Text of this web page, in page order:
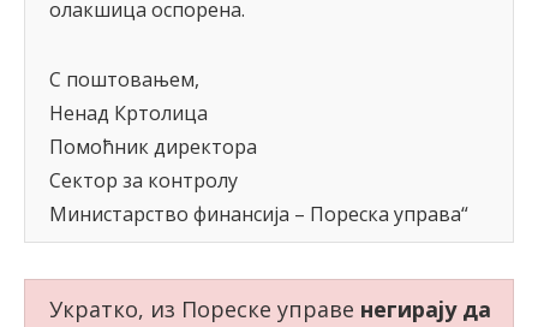
олакшица оспорена.
С поштовањем,
Ненад Кртолица
Помоћник директора
Сектор за контролу
Министарство финансија – Пореска управа“
Укратко, из Пореске управе негирају да